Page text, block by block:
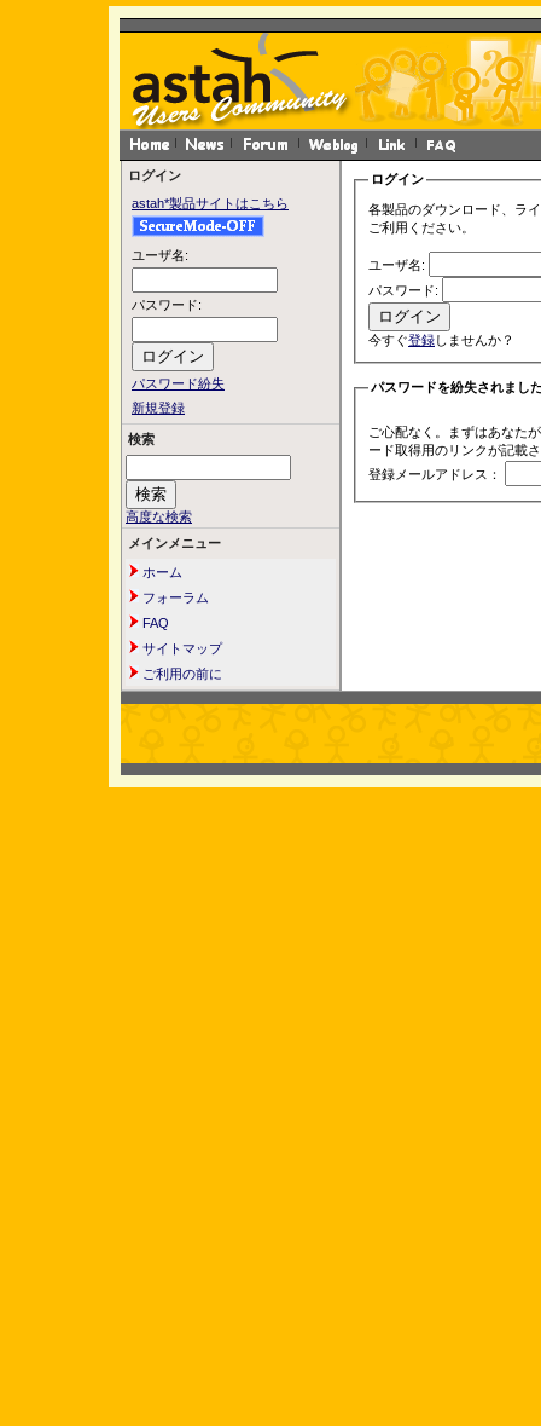
ログイン
astah*製品サイトはこちら
ユーザ名:
パスワード:
パスワード紛失
新規登録
検索
高度な検索
メインメニュー
ホーム
フォーラム
FAQ
サイトマップ
ご利用の前に
ログイン
各製品のダウンロード、ラ
ご利用ください。
ユーザ名:
パスワード:
今すぐ登録しませんか？
パスワードを紛失されまし
ご心配なく。まずはあなた
ード取得用のリンクが記載
登録メールアドレス：